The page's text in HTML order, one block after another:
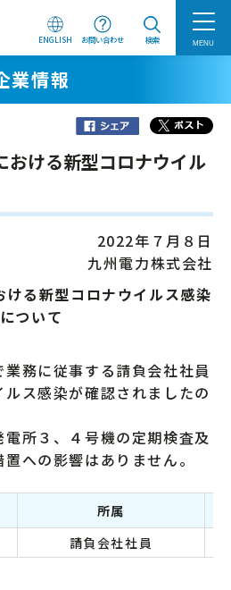
ENGLISH お問い合わせ 検索 MENU
業情報
おける新型コロナウイル
2022年７月８日
九州電力株式会社
ける新型コロナウイルス感染
について
務に従事する請負会社社員
ス感染が確認されましたの
所３、４号機の定期検査及
への影響はありません。
所属
請負会社社員